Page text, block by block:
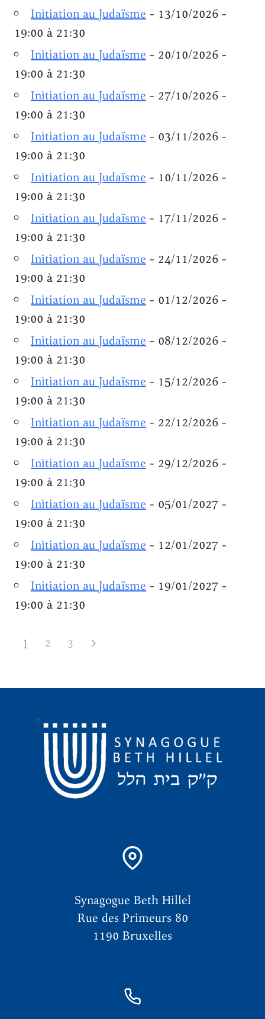
Initiation au Judaïsme - 13/10/2026 -
19:00 à 21:30
Initiation au Judaïsme - 20/10/2026 -
19:00 à 21:30
Initiation au Judaïsme - 27/10/2026 -
19:00 à 21:30
Initiation au Judaïsme - 03/11/2026 -
19:00 à 21:30
Initiation au Judaïsme - 10/11/2026 -
19:00 à 21:30
Initiation au Judaïsme - 17/11/2026 -
19:00 à 21:30
Initiation au Judaïsme - 24/11/2026 -
19:00 à 21:30
Initiation au Judaïsme - 01/12/2026 -
19:00 à 21:30
Initiation au Judaïsme - 08/12/2026 -
19:00 à 21:30
Initiation au Judaïsme - 15/12/2026 -
19:00 à 21:30
Initiation au Judaïsme - 22/12/2026 -
19:00 à 21:30
Initiation au Judaïsme - 29/12/2026 -
19:00 à 21:30
Initiation au Judaïsme - 05/01/2027 -
19:00 à 21:30
Initiation au Judaïsme - 12/01/2027 -
19:00 à 21:30
Initiation au Judaïsme - 19/01/2027 -
19:00 à 21:30
1 2 3
Synagogue Beth Hillel
Rue des Primeurs 80
1190 Bruxelles